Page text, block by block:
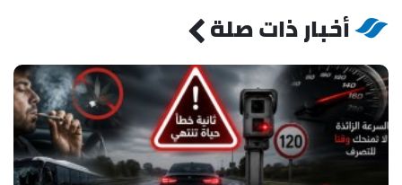
أخبار ذات صلة